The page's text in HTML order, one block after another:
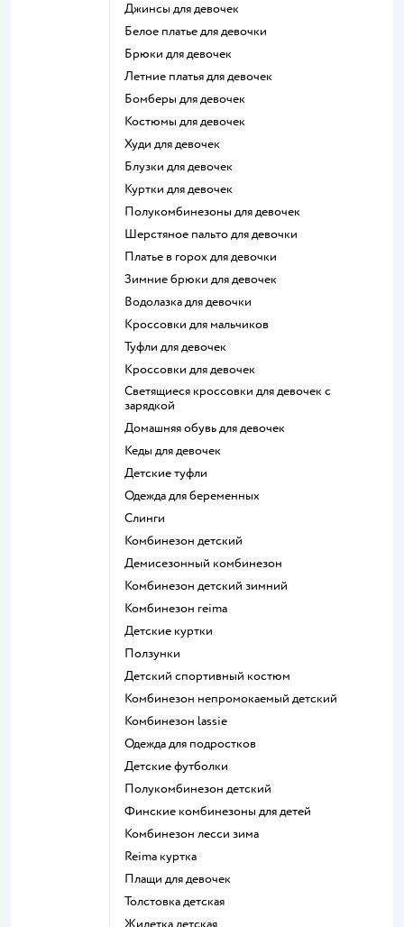
Джинсы для девочек
Белое платье для девочки
Брюки для девочек
Летние платья для девочек
Бомберы для девочек
Костюмы для девочек
Худи для девочек
Блузки для девочек
Куртки для девочек
Полукомбинезоны для девочек
Шерстяное пальто для девочки
Платье в горох для девочки
Зимние брюки для девочек
Водолазка для девочки
Кроссовки для мальчиков
Туфли для девочек
Кроссовки для девочек
Светящиеся кроссовки для девочек с
зарядкой
Домашняя обувь для девочек
Кеды для девочек
Детские туфли
Одежда для беременных
Слинги
Комбинезон детский
Демисезонный комбинезон
Комбинезон детский зимний
Комбинезон reima
Детские куртки
Ползунки
Детский спортивный костюм
Комбинезон непромокаемый детский
Комбинезон lassie
Одежда для подростков
Детские футболки
Полукомбинезон детский
Финские комбинезоны для детей
Комбинезон лесси зима
Reima куртка
Плащи для девочек
Толстовка детская
Жилетка детская